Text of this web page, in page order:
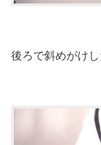
後ろで斜めがけ